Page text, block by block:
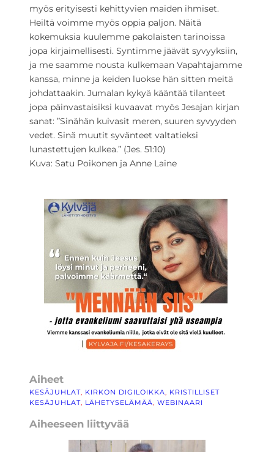
myös erityisesti kehittyvien maiden ihmiset.
Heiltä voimme myös oppia paljon. Näitä
kokemuksia kuulemme pakolaisten tarinoissa
jopa kirjaimellisesti. Syntimme jäävät syvyyksiin,
ja me saamme nousta kulkemaan Vapahtajamme
kanssa, minne ja keiden luokse hän sitten meitä
johdattaakin. Jumalan kykyä kääntää tilanteet
jopa päinvastaisiksi kuvaavat myös Jesajan kirjan
sanat: ”Sinähän kuivasit meren, suuren syvyyden
vedet. Sinä muutit syvänteet valtatieksi
lunastettujen kulkea.” (Jes. 51:10)
Kuva: Satu Poikonen ja Anne Laine
Aiheet
KESÄJUHLAT, KIRKON DIGILOIKKA, KRISTILLISET
KESÄJUHLAT, LÄHETYSELÄMÄÄ, WEBINAARI
Aiheeseen liittyvää